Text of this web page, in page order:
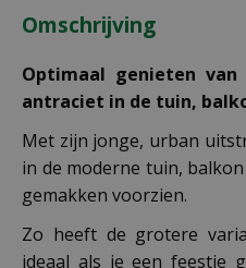
Omschrijving
Optimaal genieten
antraciet in de tuin,
Met zijn jonge, urban
in de moderne tuin,
gemakken voorzien.
Zo heeft de grotere
ideaal als je een feestje